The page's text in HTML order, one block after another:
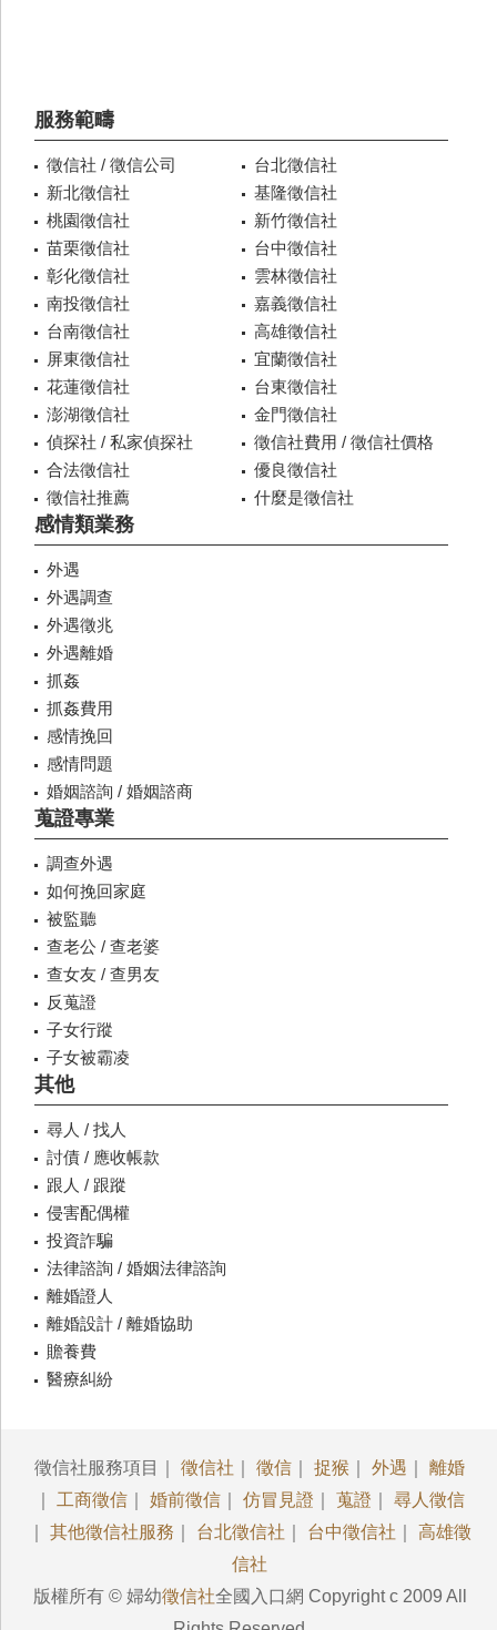
服務範疇
徵信社 / 徵信公司
台北徵信社
新北徵信社
基隆徵信社
桃園徵信社
新竹徵信社
苗栗徵信社
台中徵信社
彰化徵信社
雲林徵信社
南投徵信社
嘉義徵信社
台南徵信社
高雄徵信社
屏東徵信社
宜蘭徵信社
花蓮徵信社
台東徵信社
澎湖徵信社
金門徵信社
偵探社 / 私家偵探社
徵信社費用 / 徵信社價格
合法徵信社
優良徵信社
徵信社推薦
什麼是徵信社
感情類業務
外遇
外遇調查
外遇徵兆
外遇離婚
抓姦
抓姦費用
感情挽回
感情問題
婚姻諮詢 / 婚姻諮商
蒐證專業
調查外遇
如何挽回家庭
被監聽
查老公 / 查老婆
查女友 / 查男友
反蒐證
子女行蹤
子女被霸凌
其他
尋人 / 找人
討債 / 應收帳款
跟人 / 跟蹤
侵害配偶權
投資詐騙
法律諮詢 / 婚姻法律諮詢
離婚證人
離婚設計 / 離婚協助
贍養費
醫療糾紛
徵信社服務項目｜ 徵信社 徵信 捉猴 外遇
離婚
工商徵信 婚前徵信 仿冒見證 蒐證
尋人徵信
其他徵信社服務 台北徵信社 台中徵信社
高雄徵
信社
版權所有 © 婦幼徵信社全國入口網 Copyright c 2009 All